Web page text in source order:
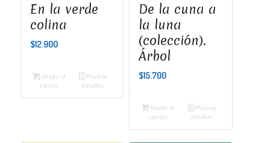
En la verde
colina
$12.900
Añadir al
carrito
Mostrar
detalles
De la cuna a
la luna
(colección).
Árbol
$15.700
Añadir al
carrito
Mostrar
detalles